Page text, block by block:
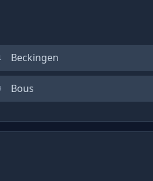
Beckingen
Bous